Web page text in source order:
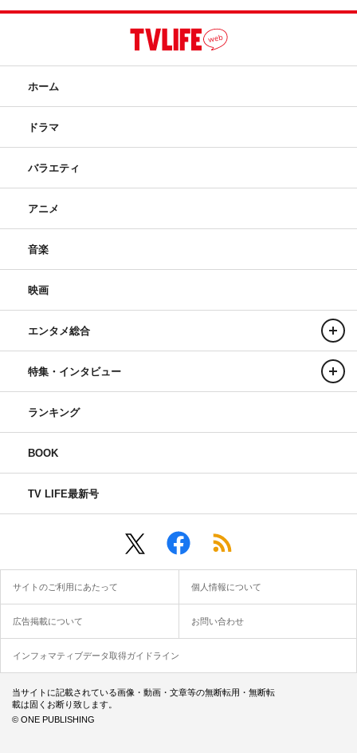
ホーム
ドラマ
バラエティ
アニメ
音楽
映画
エンタメ総合
特集・インタビュー
ランキング
BOOK
TV LIFE最新号
サイトのご利用にあたって 個人情報について
広告掲載について お問い合わせ
インフォマティブデータ取得ガイドライン
当サイトに記載されている画像・動画・文章等の無断転用・無断転
載は固くお断り致します。
© ONE PUBLISHING